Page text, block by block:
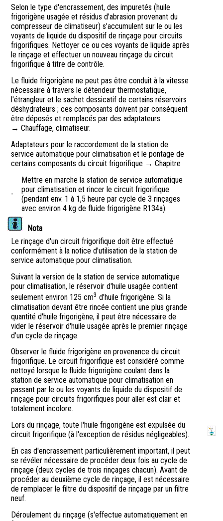
Selon le type d'encrassement, des impuretés (huile
frigorigène usagée et résidus d'abrasion provenant du
compresseur de climatiseur) s'accumulent sur le ou les
voyants de liquide du dispositif de rinçage pour circuits
frigorifiques. Nettoyer ce ou ces voyants de liquide après
le rinçage et effectuer un nouveau rinçage du circuit
frigorifique à titre de contrôle.
Le fluide frigorigène ne peut pas être conduit à la vitesse
nécessaire à travers le détendeur thermostatique,
l'étrangleur et le sachet dessicatif de certains réservoirs
déshydrateurs ; ces composants doivent par conséquent
être déposés et remplacés par des adaptateurs
→ Chauffage, climatiseur.
Adaptateurs pour le raccordement de la station de
service automatique pour climatisation et le pontage de
certains composants du circuit frigorifique → Chapitre
-
Mettre en marche la station de service automatique
pour climatisation et rincer le circuit frigorifique
(pendant env. 1 à 1,5 heure par cycle de 3 rinçages
avec environ 4 kg de fluide frigorigène R134a).
Nota
Le rinçage d'un circuit frigorifique doit être effectué
conformément à la notice d'utilisation de la station de
service automatique pour climatisation.
Suivant la version de la station de service automatique
pour climatisation, le réservoir d'huile usagée contient
seulement environ 125 cm3 d'huile frigorigène. Si la
climatisation devant être rincée contient une plus grande
quantité d'huile frigorigène, il peut être nécessaire de
vider le réservoir d'huile usagée après le premier rinçage
d'un cycle de rinçage.
Observer le fluide frigorigène en provenance du circuit
frigorifique. Le circuit frigorifique est considéré comme
nettoyé lorsque le fluide frigorigène coulant dans la
station de service automatique pour climatisation en
passant par le ou les voyants de liquide du dispositif de
rinçage pour circuits frigorifiques pour aller est clair et
totalement incolore.
Lors du rinçage, toute l'huile frigorigène est expulsée du
circuit frigorifique (à l'exception de résidus négligeables).
En cas d'encrassement particulièrement important, il peut
se révéler nécessaire de procéder deux fois au cycle de
rinçage (deux cycles de trois rinçages chacun). Avant de
procéder au deuxième cycle de rinçage, il est nécessaire
de remplacer le filtre du dispositif de rinçage par un filtre
neuf.
Déroulement du rinçage (s'effectue automatiquement en